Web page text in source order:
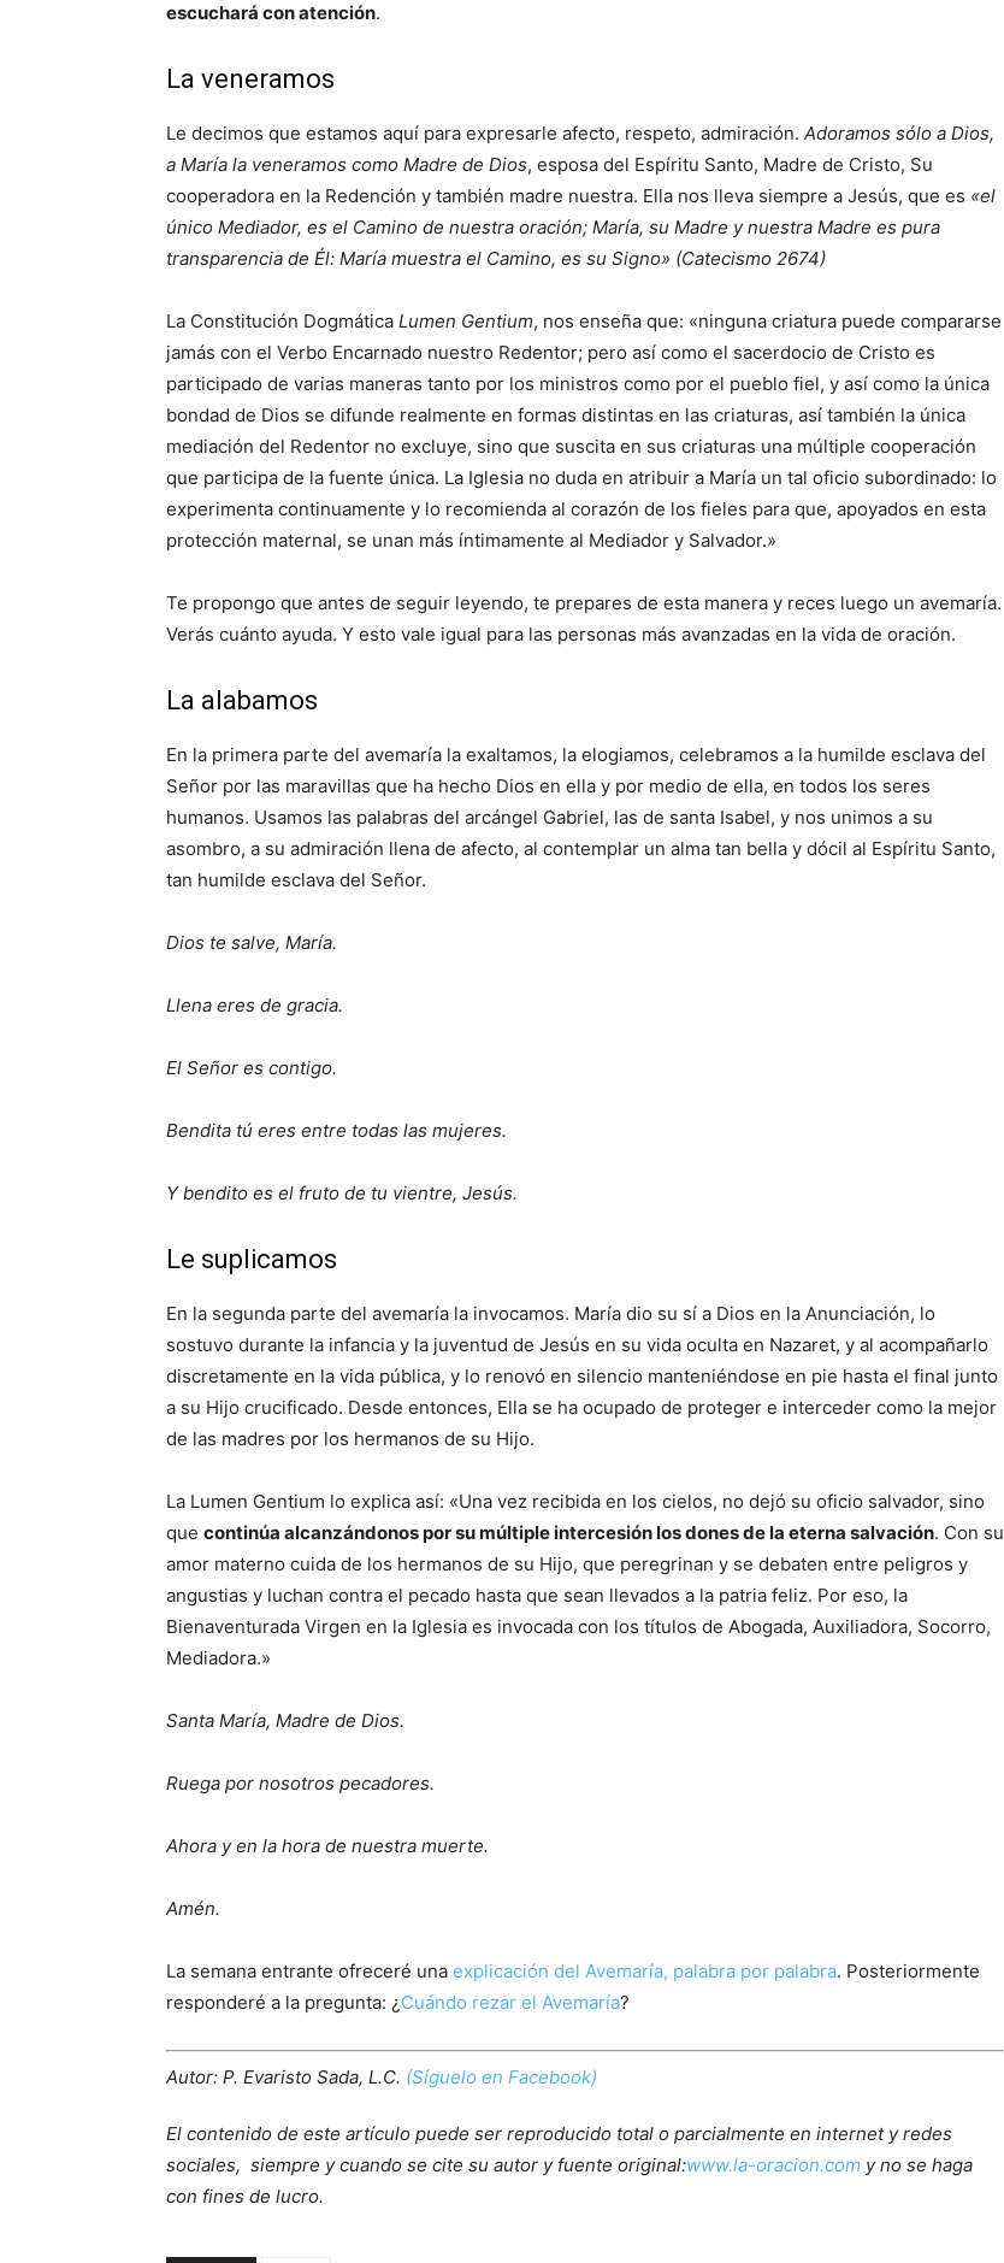
escuchará con atención.
La veneramos
Le decimos que estamos aquí para expresarle afecto, respeto, admiración. Adoramos sólo a Dios,
a María la veneramos como Madre de Dios, esposa del Espíritu Santo, Madre de Cristo, Su
cooperadora en la Redención y también madre nuestra. Ella nos lleva siempre a Jesús, que es «el
único Mediador, es el Camino de nuestra oración; María, su Madre y nuestra Madre es pura
transparencia de Él: María muestra el Camino, es su Signo» (Catecismo 2674)
La Constitución Dogmática Lumen Gentium, nos enseña que: «ninguna criatura puede compararse
jamás con el Verbo Encarnado nuestro Redentor; pero así como el sacerdocio de Cristo es
participado de varias maneras tanto por los ministros como por el pueblo fiel, y así como la única
bondad de Dios se difunde realmente en formas distintas en las criaturas, así también la única
mediación del Redentor no excluye, sino que suscita en sus criaturas una múltiple cooperación
que participa de la fuente única. La Iglesia no duda en atribuir a María un tal oficio subordinado: lo
experimenta continuamente y lo recomienda al corazón de los fieles para que, apoyados en esta
protección maternal, se unan más íntimamente al Mediador y Salvador.»
Te propongo que antes de seguir leyendo, te prepares de esta manera y reces luego un avemaría.
Verás cuánto ayuda. Y esto vale igual para las personas más avanzadas en la vida de oración.
La alabamos
En la primera parte del avemaría la exaltamos, la elogiamos, celebramos a la humilde esclava del
Señor por las maravillas que ha hecho Dios en ella y por medio de ella, en todos los seres
humanos. Usamos las palabras del arcángel Gabriel, las de santa Isabel, y nos unimos a su
asombro, a su admiración llena de afecto, al contemplar un alma tan bella y dócil al Espíritu Santo,
tan humilde esclava del Señor.
Dios te salve, María.
Llena eres de gracia.
El Señor es contigo.
Bendita tú eres entre todas las mujeres.
Y bendito es el fruto de tu vientre, Jesús.
Le suplicamos
En la segunda parte del avemaría la invocamos. María dio su sí a Dios en la Anunciación, lo
sostuvo durante la infancia y la juventud de Jesús en su vida oculta en Nazaret, y al acompañarlo
discretamente en la vida pública, y lo renovó en silencio manteniéndose en pie hasta el final junto
a su Hijo crucificado. Desde entonces, Ella se ha ocupado de proteger e interceder como la mejor
de las madres por los hermanos de su Hijo.
La Lumen Gentium lo explica así: «Una vez recibida en los cielos, no dejó su oficio salvador, sino
que continúa alcanzándonos por su múltiple intercesión los dones de la eterna salvación. Con su
amor materno cuida de los hermanos de su Hijo, que peregrinan y se debaten entre peligros y
angustias y luchan contra el pecado hasta que sean llevados a la patria feliz. Por eso, la
Bienaventurada Virgen en la Iglesia es invocada con los títulos de Abogada, Auxiliadora, Socorro,
Mediadora.»
Santa María, Madre de Dios.
Ruega por nosotros pecadores.
Ahora y en la hora de nuestra muerte.
Amén.
La semana entrante ofreceré una explicación del Avemaría, palabra por palabra. Posteriormente
responderé a la pregunta: ¿ Cuándo rezar el Avemaría?
Autor: P. Evaristo Sada, L.C. (Síguelo en Facebook)
El contenido de este artículo puede ser reproducido total o parcialmente en internet y redes
sociales, siempre y cuando se cite su autor y fuente original:www.la-oracion.com y no se haga
con fines de lucro.